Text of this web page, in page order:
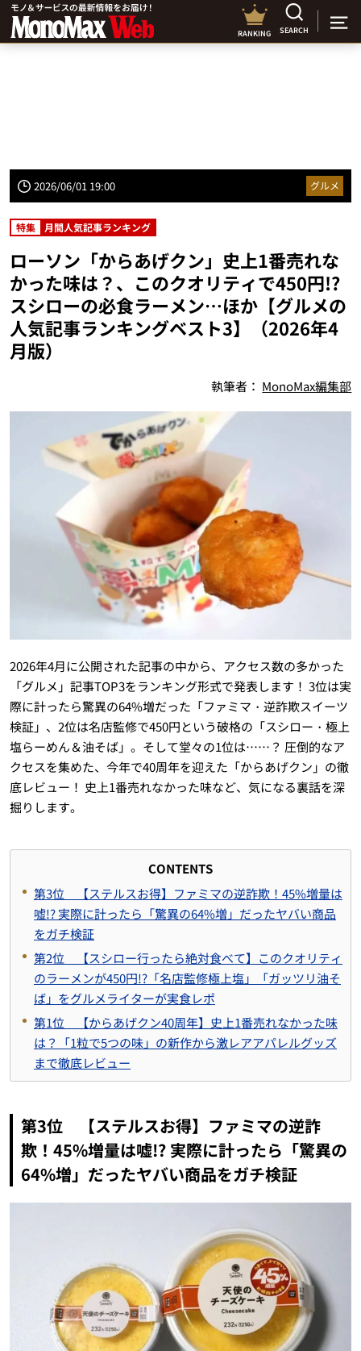
RANKING SEARCH
2026/06/01 19:00 グルメ
特集 月間人気記事ランキング
ローソン「からあげクン」史上1番売れな
かった味は？、このクオリティで450円!?
スシローの必食ラーメン…ほか【グルメの
人気記事ランキングベスト3】（2026年4
月版）
執筆者： MonoMax編集部
2026年4月に公開された記事の中から、アクセス数の多かった
「グルメ」記事TOP3をランキング形式で発表します！ 3位は実
際に計ったら驚異の64%増だった「ファミマ・逆詐欺スイーツ
検証」、2位は名店監修で450円という破格の「スシロー・極上
塩らーめん＆油そば」。そして堂々の1位は……？ 圧倒的なア
クセスを集めた、今年で40周年を迎えた「からあげクン」の徹
底レビュー！ 史上1番売れなかった味など、気になる裏話を深
掘りします。
CONTENTS
第3位 【ステルスお得】ファミマの逆詐欺！45%増量は
嘘!? 実際に計ったら「驚異の64%増」だったヤバい商品
をガチ検証
第2位 【スシロー行ったら絶対食べて】このクオリティ
のラーメンが450円!?「名店監修極上塩」「ガッツリ油そ
ば」をグルメライターが実食レポ
第1位 【からあげクン40周年】史上1番売れなかった味
は？「1粒で5つの味」の新作から激レアアパレルグッズ
まで徹底レビュー
第3位 【ステルスお得】ファミマの逆詐
欺！45%増量は嘘!? 実際に計ったら「驚異の
64%増」だったヤバい商品をガチ検証